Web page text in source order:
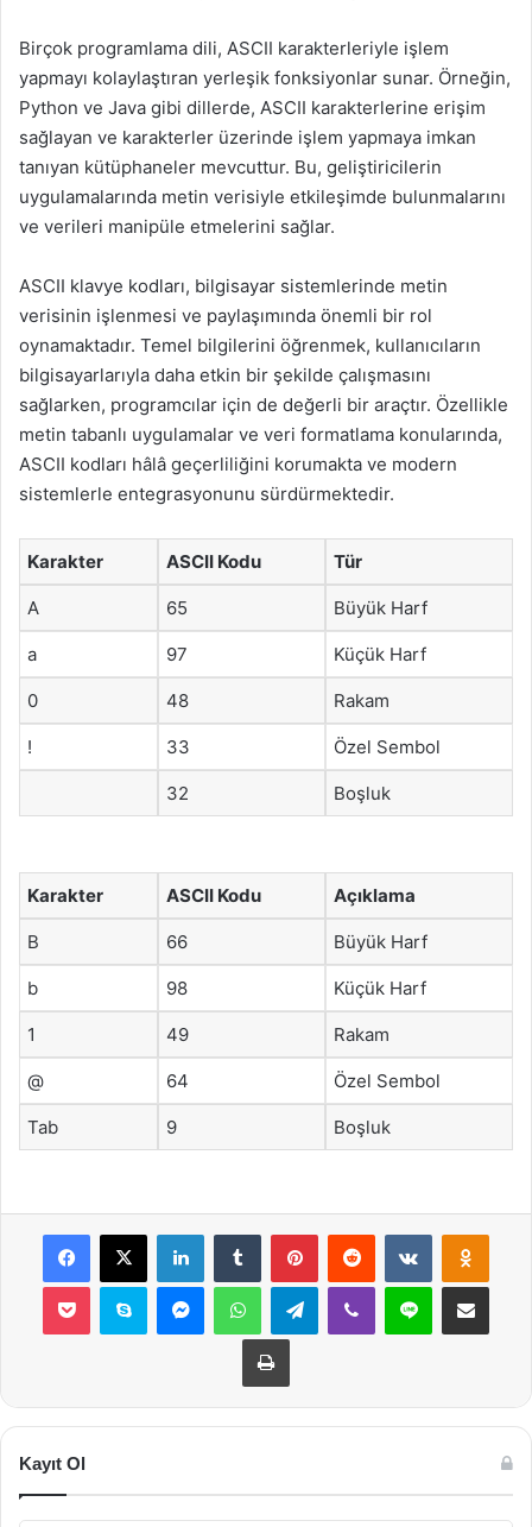
Birçok programlama dili, ASCII karakterleriyle işlem
yapmayı kolaylaştıran yerleşik fonksiyonlar sunar. Örneğin,
Python ve Java gibi dillerde, ASCII karakterlerine erişim
sağlayan ve karakterler üzerinde işlem yapmaya imkan
tanıyan kütüphaneler mevcuttur. Bu, geliştiricilerin
uygulamalarında metin verisiyle etkileşimde bulunmalarını
ve verileri manipüle etmelerini sağlar.
ASCII klavye kodları, bilgisayar sistemlerinde metin
verisinin işlenmesi ve paylaşımında önemli bir rol
oynamaktadır. Temel bilgilerini öğrenmek, kullanıcıların
bilgisayarlarıyla daha etkin bir şekilde çalışmasını
sağlarken, programcılar için de değerli bir araçtır. Özellikle
metin tabanlı uygulamalar ve veri formatlama konularında,
ASCII kodları hâlâ geçerliliğini korumakta ve modern
sistemlerle entegrasyonunu sürdürmektedir.
Karakter ASCII Kodu Tür
A 65 Büyük Harf
a 97 Küçük Harf
0 48 Rakam
! 33 Özel Sembol
32 Boşluk
Karakter ASCII Kodu Açıklama
B 66 Büyük Harf
b 98 Küçük Harf
1 49 Rakam
@ 64 Özel Sembol
Tab 9 Boşluk
Facebook
X LinkedInTumblr PinterestReddit VKontakte
Pocket Skype MessengerWhatsAppTelegramViber Line E-Posta ile
Yazdır
Kayıt Ol